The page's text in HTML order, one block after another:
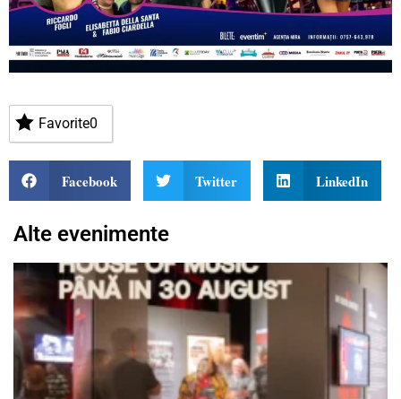
Favorite0
Facebook Twitter LinkedIn
Alte evenimente